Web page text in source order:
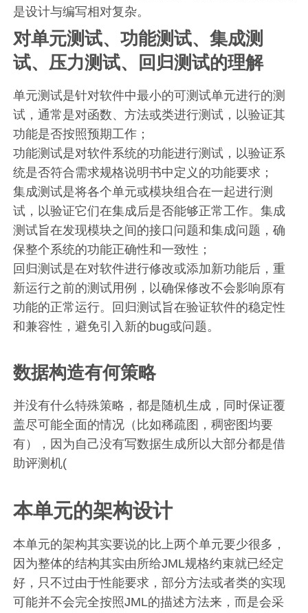
是设计与编写相对复杂。
对单元测试、功能测试、集成测
试、压力测试、回归测试的理解
单元测试是针对软件中最小的可测试单元进行的测
试，通常是对函数、方法或类进行测试，以验证其
功能是否按照预期工作；
功能测试是对软件系统的功能进行测试，以验证系
统是否符合需求规格说明书中定义的功能要求；
集成测试是将各个单元或模块组合在一起进行测
试，以验证它们在集成后是否能够正常工作。集成
测试旨在发现模块之间的接口问题和集成问题，确
保整个系统的功能正确性和一致性；
回归测试是在对软件进行修改或添加新功能后，重
新运行之前的测试用例，以确保修改不会影响原有
功能的正常运行。回归测试旨在验证软件的稳定性
和兼容性，避免引入新的bug或问题。
数据构造有何策略
并没有什么特殊策略，都是随机生成，同时保证覆
盖尽可能全面的情况（比如稀疏图，稠密图均要
有），因为自己没有写数据生成所以大部分都是借
助评测机(
本单元的架构设计
本单元的架构其实要说的比上两个单元要少很多，
因为整体的结构其实由所给JML规格约束就已经定
好，只不过由于性能要求，部分方法或者类的实现
可能并不会完全按照JML的描述方法来，而是会采